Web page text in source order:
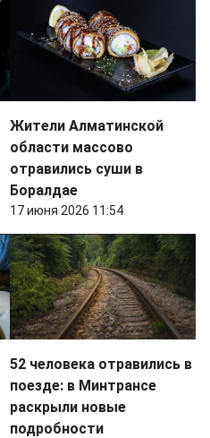
Жители Алматинской
области массово
отравились суши в
Боралдае
17 июня 2026 11:54
52 человека отравились в
поезде: в Минтрансе
раскрыли новые
подробности